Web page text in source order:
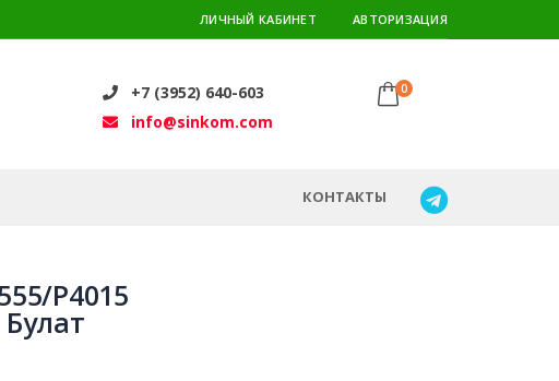
ЛИЧНЫЙ КАБИНЕТ АВТОРИЗАЦИЯ
+7 (3952) 640-603
info@sinkom.com
0
КОНТАКТЫ
P4015
Булат